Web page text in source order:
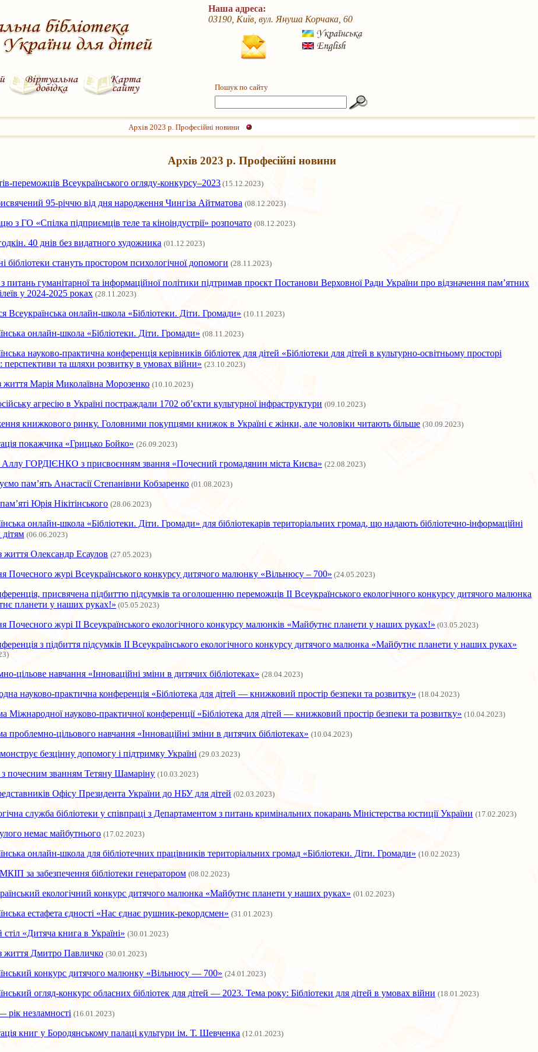
Наша адреса:
03190, Київ, вул. Януша Корчака, 60
Пошук по сайту
Архів 2023 р. Професійні новини
Архів 2023 р. Професійні новини
переможців Всеукраїнського огляду-конкурсу–2023 (15.12.2023)
95-річчю від дня народження Чингіза Айтматова (08.12.2023)
з ГО «Спілка підприємців теле та кіноіндустрії» розпочато (08.12.2023)
40 днів без видатного художника (01.12.2023)
бібліотеки стануть простором психологічної допомоги (28.11.2023)
питань гуманітарної та інформаційної політики підтримав проєкт Постанови Верховної Ради України про відзначення пам’ятних
у 2024-2025 роках (28.11.2023)
Всеукраїнська онлайн-школа «Бібліотеки. Діти. Громади» (10.11.2023)
онлайн-школа «Бібліотеки. Діти. Громади» (08.11.2023)
науково-практична конференція керівників бібліотек для дітей «Бібліотеки для дітей в культурно-освітньому просторі
перспективи та шляхи розвитку в умовах війни» (23.10.2023)
життя Марія Миколаївна Морозенко (10.10.2023)
агресію в Україні постраждали 1702 об’єкти культурної інфраструктури (09.10.2023)
книжкового ринку. Головними покупцями книжок в Україні є жінки, але чоловіки читають більше (30.09.2023)
покажчика «Грицько Бойко» (26.09.2023)
Аллу ГОРДІЄНКО з присвоєнням звання «Почесний громадянин міста Києва» (22.08.2023)
пам’ять Анастасії Степанівни Кобзаренко (01.08.2023)
Юрія Нікітінського (28.06.2023)
онлайн-школа «Бібліотеки. Діти. Громади» для бібліотекарів територіальних громад, що надають бібліотечно-інформаційні
(06.06.2023)
життя Олександр Есаулов (27.05.2023)
Почесного журі Всеукраїнського конкурсу дитячого малюнку «Вільнюсу – 700» (24.05.2023)
присвячена підбиттю підсумків та оголошенню переможців ІІ Всеукраїнського екологічного конкурсу дитячого малюнка
планети у наших руках!» (05.05.2023)
Почесного журі ІІ Всеукраїнського екологічного конкурсу малюнків «Майбутнє планети у наших руках!» (03.05.2023)
з підбиття підсумків ІІ Всеукраїнського екологічного конкурсу дитячого малюнка «Майбутнє планети у наших руках»
цільове навчання «Інноваційні зміни в дитячих бібліотеках» (28.04.2023)
науково-практична конференція «Бібліотека для дітей — книжковий простір безпеки та розвитку» (18.04.2023)
Міжнародної науково-практичної конференції «Бібліотека для дітей — книжковий простір безпеки та розвитку» (10.04.2023)
проблемно-цільового навчання «Інноваційні зміни в дитячих бібліотеках» (10.04.2023)
безцінну допомогу і підтримку Україні (29.03.2023)
з почесним званням Тетяну Шамаріну (10.03.2023)
Офісу Президента України до НБУ для дітей (02.03.2023)
служба бібліотеки у співпраці з Департаментом з питань кримінальних покарань Міністерства юстиції України (17.02.2023)
немає майбутнього (17.02.2023)
онлайн-школа для бібліотечних працівників територіальних громад «Бібліотеки. Діти. Громади» (10.02.2023)
за забезпечення бібліотеки генератором (08.02.2023)
екологічний конкурс дитячого малюнка «Майбутнє планети у наших руках» (01.02.2023)
естафета єдності «Нас єднає рушник-рекордсмен» (31.01.2023)
«Дитяча книга в Україні» (30.01.2023)
життя Дмитро Павличко (30.01.2023)
конкурс дитячого малюнку «Вільнюсу — 700» (24.01.2023)
огляд-конкурс обласних бібліотек для дітей — 2023. Тема року: Бібліотеки для дітей в умовах війни (18.01.2023)
рік незламності (16.01.2023)
книг у Бородянському палаці культури ім. Т. Шевченка (12.01.2023)